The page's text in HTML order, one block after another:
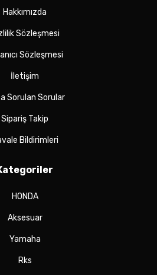
Hakkımızda
Sözleşmesi
Sözleşmesi
İletişim
Sorulan Sorular
Sipariş Takip
Bildirimleri
HONDA
Aksesuar
Yamaha
Rks